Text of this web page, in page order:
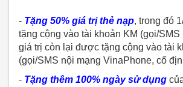
- Tặng 50% giá trị thẻ nạp, trong đó
tặng cộng vào tài khoản KM (gọi/SMS
giá trị còn lại được tặng cộng vào tài
(gọi/SMS nội mạng VinaPhone, cố
- Tặng thêm 100% ngày sử dụng